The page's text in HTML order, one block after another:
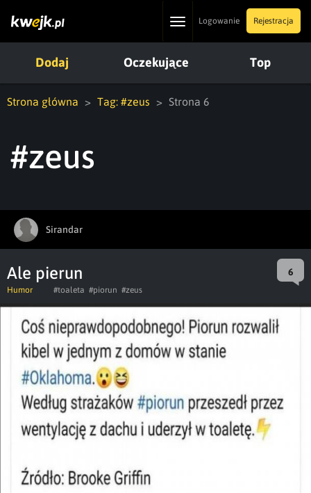
ToggleLogowanie Rejestracja
Dodaj Oczekujące Top
Strona główna Tag: #zeus Strona 6
#zeus
Sirandar
Ale pierun 6
Humor #toaleta #piorun #zeus